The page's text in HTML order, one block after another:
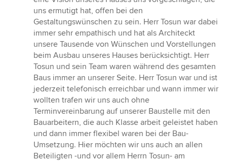
uns ermutigt hat, offen bei den
Gestaltungswünschen zu sein. Herr Tosun war dabei
immer sehr empathisch und hat als Architeckt
unsere Tausende von Wünschen und Vorstellungen
beim Ausbau unseres Hauses berücksichtigt. Herr
Tosun und sein Team waren während des gesamten
Baus immer an unserer Seite. Herr Tosun war und ist
jederzeit telefonisch erreichbar und wann immer wir
wollten trafen wir uns auch ohne
Terminvereinbarung auf unserer Baustelle mit den
Bauarbeitern, die auch Klasse arbeit geleistet haben
und dann immer flexibel waren bei der Bau-
Umsetzung. Hier möchten wir uns auch an allen
Beteiligten -und vor allem Herrn Tosun- am